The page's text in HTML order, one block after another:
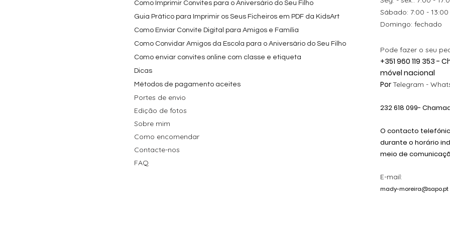
Como Imprimir Convites para o Aniversário do Seu Filho
Guia Prático para Imprimir os Seus Ficheiros em PDF da KidsArt
Como Enviar Convite Digital para Amigos e Família
Como Convidar Amigos da Escola para o Aniversário do Seu Filho
Como enviar convites online com classe e etiqueta
Dicas
Métodos de pagamento aceites
Portes de envio
Edição de fotos
Sobre mim
Como encomendar
Contacte-nos
FAQ
​​Sábado: 7:00 - 13:00
​Domingo: fechado
Pode fazer o seu
+351 960 119 353 -
móvel nacional
PorTelegram -
232 618 099-
O contacto
durante o horário
meio de
E-mail:
mady-moreira@sapo.pt